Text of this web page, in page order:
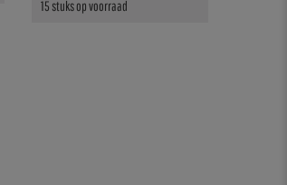
15 stuks op voorraad